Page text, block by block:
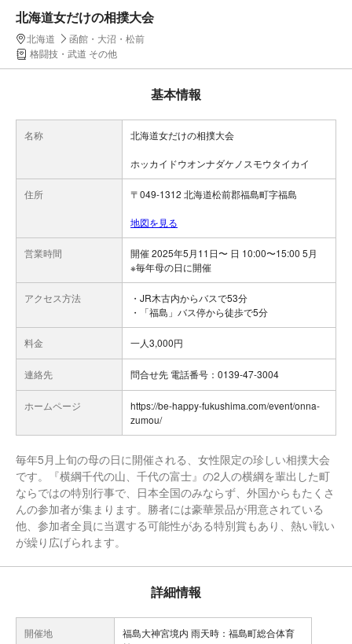
北海道女だけの相撲大会
北海道
函館・大沼・松前
格闘技・武道 その他
基本情報
名称 北海道女だけの相撲大会
ホッカイドウオンナダケノスモウタイカイ
住所 〒049-1312 北海道松前郡福島町字福島
地図を見る
営業時間
開催 2025年5月11日〜 日 10:00〜15:00 5月
※毎年母の日に開催
アクセス方法
・JR木古内からバスで53分
・「福島」バス停から徒歩で5分
料金 一人3,000円
連絡先 問合せ先 電話番号：0139-47-3004
ホームページ
https://be-happy-fukushima.com/event/onna-
zumou/
毎年5月上旬の母の日に開催される、女性限定の珍しい相撲大会
です。『横綱千代の山、千代の富士』の2人の横綱を輩出した町
ならではの特別行事で、日本全国のみならず、外国からもたくさ
んの参加者が集まります。勝者には豪華景品が用意されている
他、参加者全員に当選する可能性がある特別賞もあり、熱い戦い
が繰り広げられます。
詳細情報
開催地
福島大神宮境内 雨天時：福島町総合体育